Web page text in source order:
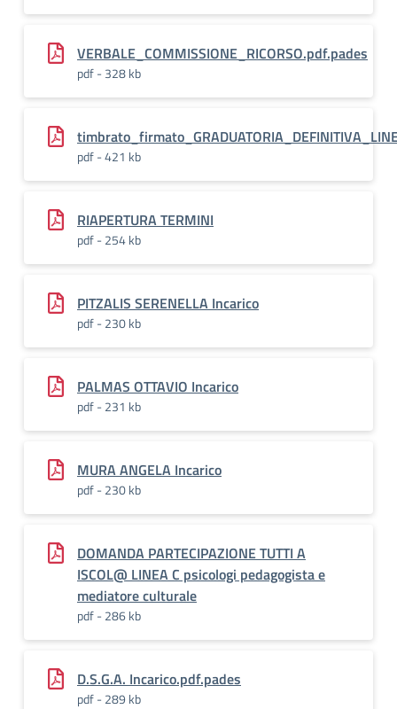
VERBALE_COMMISSIONE_RICORSO.pdf.pades
pdf - 328 kb
pdf - 421 kb
RIAPERTURA TERMINI
pdf - 254 kb
PITZALIS SERENELLA Incarico
pdf - 230 kb
PALMAS OTTAVIO Incarico
pdf - 231 kb
MURA ANGELA Incarico
pdf - 230 kb
DOMANDA PARTECIPAZIONE TUTTI A
ISCOL@ LINEA C psicologi pedagogista e
mediatore culturale
pdf - 286 kb
D.S.G.A. Incarico.pdf.pades
pdf - 289 kb